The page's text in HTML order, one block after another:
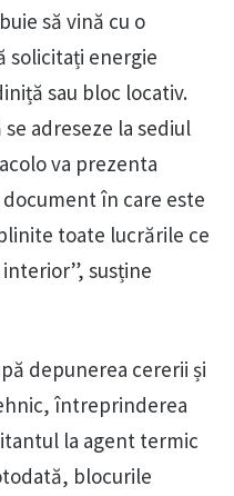
să vină cu o
solicitați energie
sau bloc locativ.
adreseze la sediul
va prezenta
în care este
toate lucrările ce
susține
depunerea cererii și
întreprinderea
la agent termic
blocurile